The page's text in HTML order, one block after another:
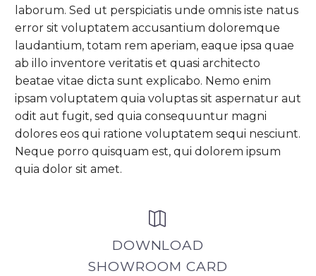
laborum. Sed ut perspiciatis unde omnis iste natus
error sit voluptatem accusantium doloremque
laudantium, totam rem aperiam, eaque ipsa quae
ab illo inventore veritatis et quasi architecto
beatae vitae dicta sunt explicabo. Nemo enim
ipsam voluptatem quia voluptas sit aspernatur aut
odit aut fugit, sed quia consequuntur magni
dolores eos qui ratione voluptatem sequi nesciunt.
Neque porro quisquam est, qui dolorem ipsum
quia dolor sit amet.


DOWNLOAD
SHOWROOM CARD